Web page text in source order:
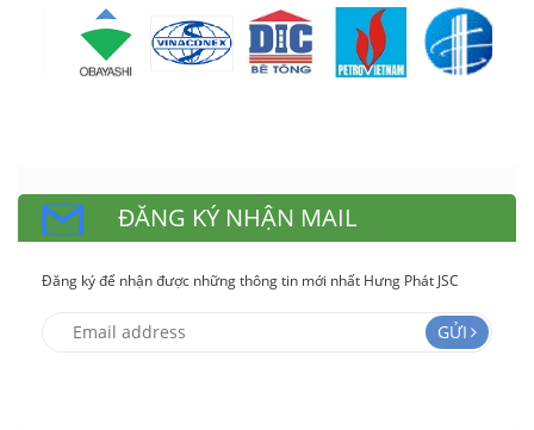
ĐĂNG KÝ NHẬN MAIL
Đăng ký để nhận được những thông tin mới nhất Hưng Phát JSC
GỬI